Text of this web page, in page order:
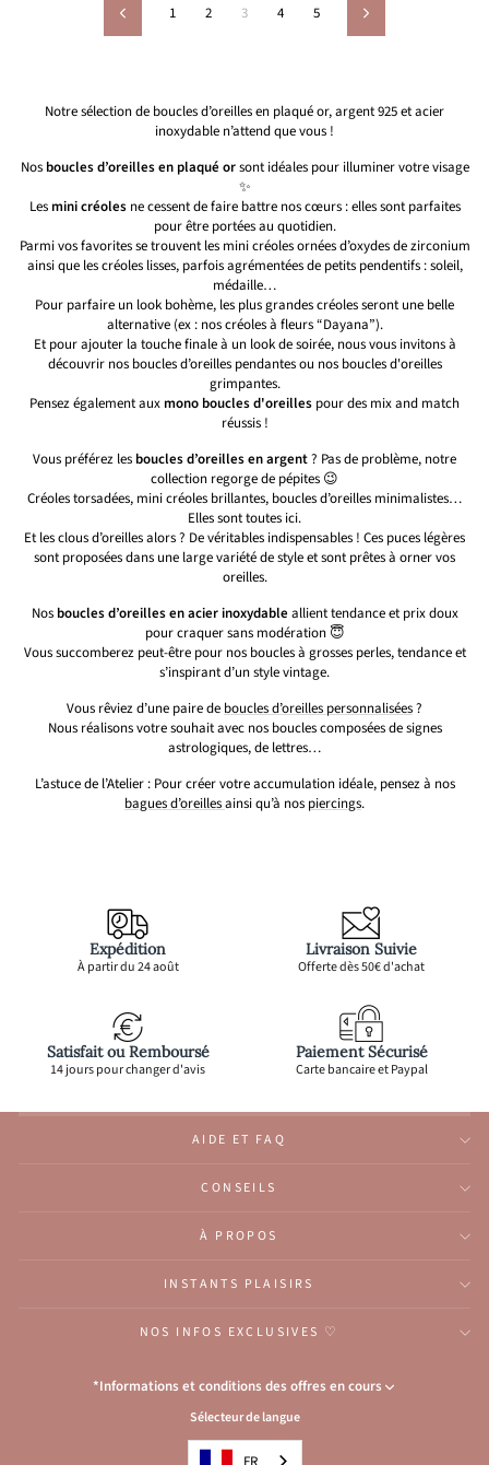
Précédent
1 2 3 4 5 Suivant
Notre sélection de boucles d’oreilles en plaqué or, argent 925 et acier
inoxydable n’attend que vous !
Nos boucles d’oreilles en plaqué orsont idéales pour illuminer votre visage
✨
Les mini créolesne cessent de faire battre nos cœurs : elles sont parfaites
pour être portées au quotidien.
Parmi vos favorites se trouvent les mini créoles ornées d’oxydes de zirconium
ainsi que les créoles lisses, parfois agrémentées de petits pendentifs : soleil,
médaille…
Pour parfaire un look bohème, les plus grandes créoles seront une belle
alternative (ex : nos créoles à fleurs “Dayana”).
Et pour ajouter la touche finale à un look de soirée, nous vous invitons à
découvrir nos boucles d’oreilles pendantes ou nos boucles d'oreilles
grimpantes.
Pensez également aux mono boucles d'oreilles pour des mix and match
réussis !
Vous préférez les boucles d’oreilles en argent? Pas de problème, notre
collection regorge de pépites 😉
Créoles torsadées, mini créoles brillantes, boucles d’oreilles minimalistes…
Elles sont toutes ici.
Et les clous d’oreilles alors ? De véritables indispensables ! Ces puces légères
sont proposées dans une large variété de style et sont prêtes à orner vos
oreilles.
Nos boucles d’oreilles en acier inoxydable allient tendance et prix doux
pour craquer sans modération 😇
Vous succomberez peut-être pour nos boucles à grosses perles, tendance et
s’inspirant d’un style vintage.
Vous rêviez d’une paire de boucles d’oreilles personnalisées?
Nous réalisons votre souhait avec nos boucles composées de signes
astrologiques, de lettres…
L’astuce de l’Atelier : Pour créer votre accumulation idéale, pensez à nos
bagues d’oreillesainsi qu’à nos piercings.
Expédition
À partir du 24 août
Livraison Suivie
Offerte dès 50€ d'achat
Satisfait ou Remboursé
14 jours pour changer d'avis
Paiement Sécurisé
Carte bancaire et Paypal
AIDE ET FAQ
CONSEILS
À PROPOS
INSTANTS PLAISIRS
NOS INFOS EXCLUSIVES ♡
*Informations et conditions des offres en cours
Congés de l’Atelier du 1er au 23 août inclus: Aucune expédition et
traitement d'e-mail durant cette période, reprise
Sélecteur de langue